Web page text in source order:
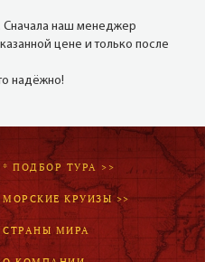
наш менеджер
цене и только после
надёжно!
* ПОДБОР ТУРА >>
МОРСКИЕ КРУИЗЫ >>
СТРАНЫ МИРА